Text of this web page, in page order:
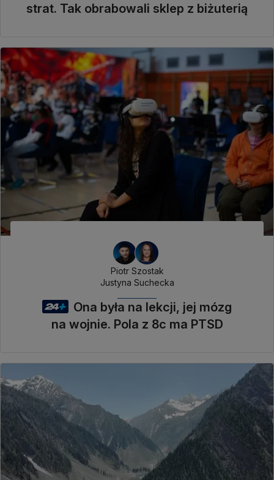
strat. Tak obrabowali sklep z biżuterią
Piotr Szostak
Justyna Suchecka
Ona była na lekcji, jej mózg
na wojnie. Pola z 8c ma PTSD